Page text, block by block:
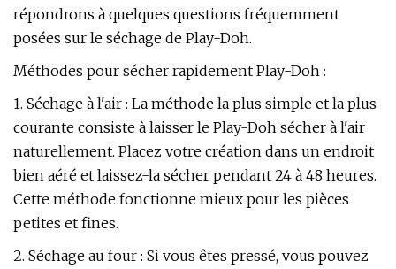
répondrons à quelques questions fréquemment
posées sur le séchage de Play-Doh.
Méthodes pour sécher rapidement Play-Doh :
1. Séchage à l'air : La méthode la plus simple et la plus
courante consiste à laisser le Play-Doh sécher à l'air
naturellement. Placez votre création dans un endroit
bien aéré et laissez-la sécher pendant 24 à 48 heures.
Cette méthode fonctionne mieux pour les pièces
petites et fines.
2. Séchage au four : Si vous êtes pressé, vous pouvez